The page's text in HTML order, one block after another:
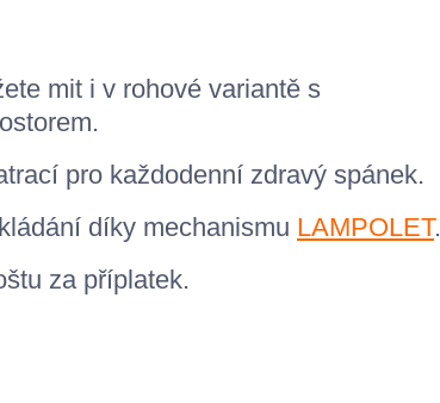
mit i v rohové variantě s
pro každodenní zdravý spánek.
díky mechanismu LAMPOLET.
za příplatek.